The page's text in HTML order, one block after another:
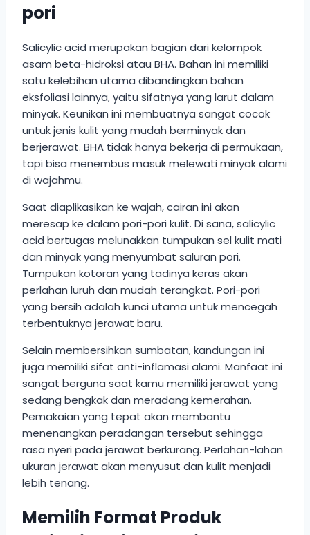
pori
Salicylic acid merupakan bagian dari kelompok
asam beta-hidroksi atau BHA. Bahan ini memiliki
satu kelebihan utama dibandingkan bahan
eksfoliasi lainnya, yaitu sifatnya yang larut dalam
minyak. Keunikan ini membuatnya sangat cocok
untuk jenis kulit yang mudah berminyak dan
berjerawat. BHA tidak hanya bekerja di permukaan,
tapi bisa menembus masuk melewati minyak alami
di wajahmu.
Saat diaplikasikan ke wajah, cairan ini akan
meresap ke dalam pori-pori kulit. Di sana, salicylic
acid bertugas melunakkan tumpukan sel kulit mati
dan minyak yang menyumbat saluran pori.
Tumpukan kotoran yang tadinya keras akan
perlahan luruh dan mudah terangkat. Pori-pori
yang bersih adalah kunci utama untuk mencegah
terbentuknya jerawat baru.
Selain membersihkan sumbatan, kandungan ini
juga memiliki sifat anti-inflamasi alami. Manfaat ini
sangat berguna saat kamu memiliki jerawat yang
sedang bengkak dan meradang kemerahan.
Pemakaian yang tepat akan membantu
menenangkan peradangan tersebut sehingga
rasa nyeri pada jerawat berkurang. Perlahan-lahan
ukuran jerawat akan menyusut dan kulit menjadi
lebih tenang.
Memilih Format Produk